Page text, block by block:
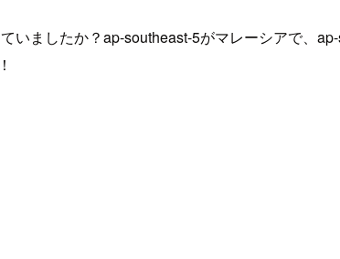
いましたか？ap-southeast-5がマレーシアで、